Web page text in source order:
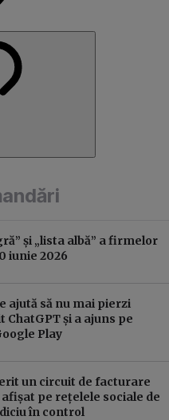
și „lista albă” a firmelor
iunie 2026
ajută să nu mai pierzi
și a ajuns pe
Play
un circuit de facturare
pe rețelele sociale de
în control